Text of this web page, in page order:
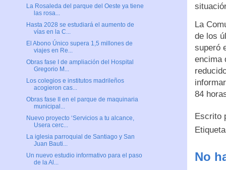
La
de los
superó
encima
84
Escrito
No
La Rosaleda del parque del Oeste ya tiene
las rosa...
Hasta 2028 se estudiará el aumento de
vías en la C...
El Abono Único supera 1,5 millones de
viajes en Re...
Obras fase I de ampliación del Hospital
Gregorio M...
Los colegios e institutos madrileños
acogieron cas...
Obras fase II en el parque de maquinaria
municipal...
Nuevo proyecto ‘Servicios a tu alcance,
Usera cerc...
La iglesia parroquial de Santiago y San
Juan Bauti...
Un nuevo estudio informativo para el paso
de la Al...